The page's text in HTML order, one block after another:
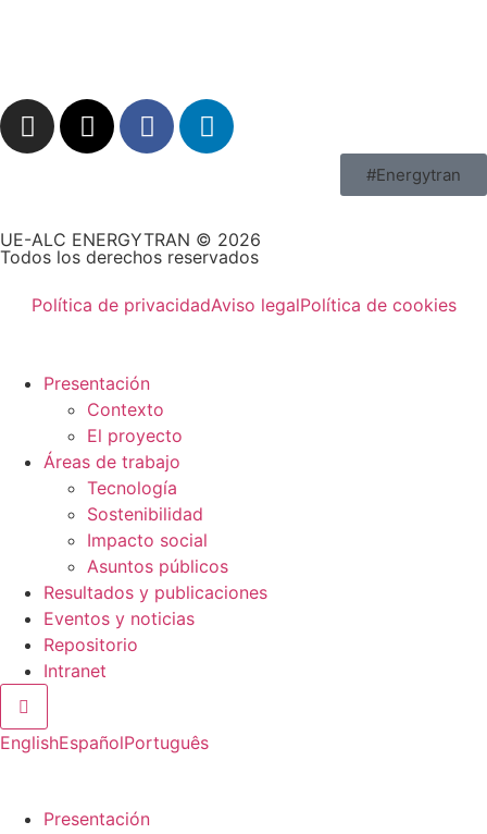
#Energytran
UE-ALC ENERGYTRAN © 2026
Todos los derechos reservados
Política de privacidadAviso legalPolítica de cookies
Presentación
Contexto
El proyecto
Áreas de trabajo
Tecnología
Sostenibilidad
Impacto social
Asuntos públicos
Resultados y publicaciones
Eventos y noticias
Repositorio
Intranet
Menú conmutador hamburguesa
EnglishEspañolPortuguês
Presentación